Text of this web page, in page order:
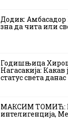
Додик:
зна да чита или
Годишњица
Нагасакија: Какав
статус света данас
МАКСИМ ТОМИЋ:
интелигенција,